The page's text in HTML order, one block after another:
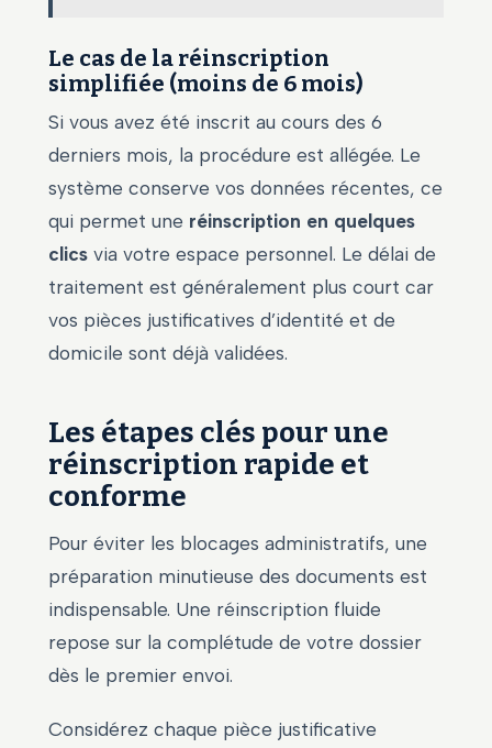
Le cas de la réinscription
simplifiée (moins de 6 mois)
Si vous avez été inscrit au cours des 6
derniers mois, la procédure est allégée. Le
système conserve vos données récentes, ce
qui permet une réinscription en quelques
clics via votre espace personnel. Le délai de
traitement est généralement plus court car
vos pièces justificatives d’identité et de
domicile sont déjà validées.
Les étapes clés pour une
réinscription rapide et
conforme
Pour éviter les blocages administratifs, une
préparation minutieuse des documents est
indispensable. Une réinscription fluide
repose sur la complétude de votre dossier
dès le premier envoi.
Considérez chaque pièce justificative